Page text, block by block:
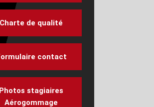
Charte de qualité
contact
Photos stagiaires
Aérogommage